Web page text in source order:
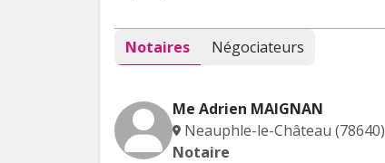
Notaires Négociateurs
Me Adrien MAIGNAN
Neauphle-le-Château (78640)
Notaire